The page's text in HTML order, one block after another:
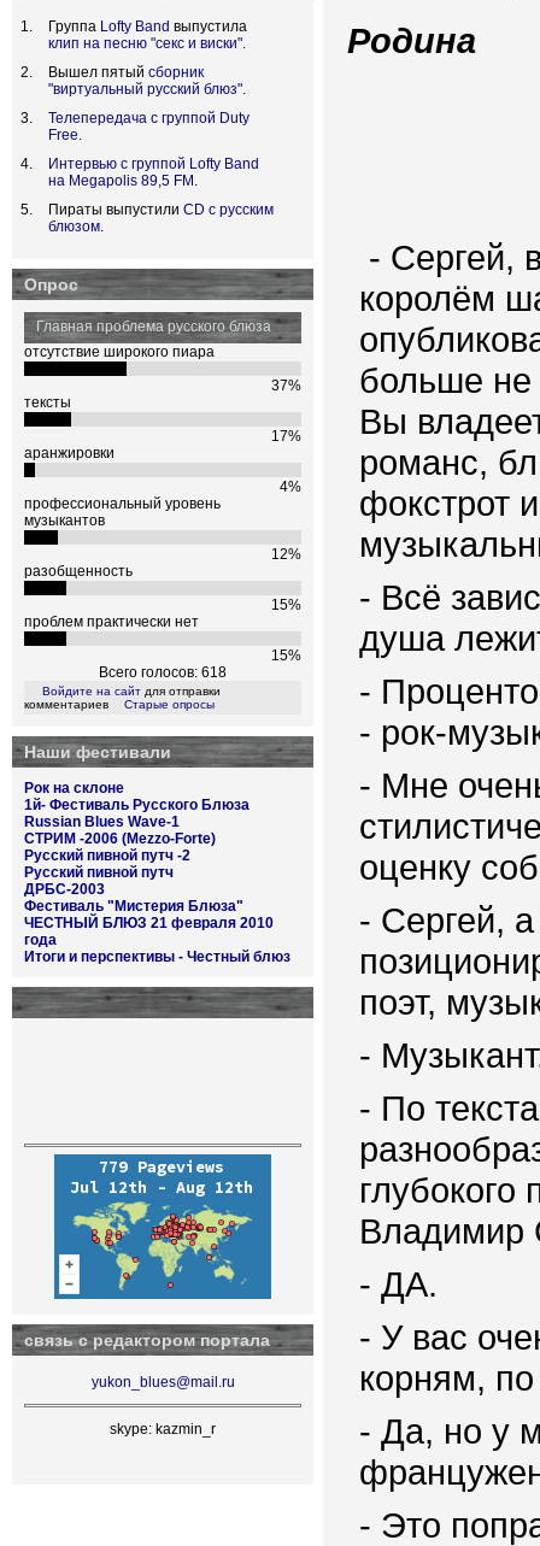
Группа Lofty Band выпустила
клип на песню "секс и виски"
Вышел пятый сборник
"виртуальный русский блюз"
Телепередача с группой Duty
Free
Интервью с группой Lofty Band
на Megapolis 89,5 FM
Пираты выпустили CD с русским
блюзом
Опрос
Главная проблема русского блюза
отсутствие широкого пиара
37%
тексты
17%
аранжировки
4%
профессиональный уровень
музыкантов
12%
разобщенность
15%
проблем практически нет
15%
Всего голосов: 618
Войдите на сайт для отправки
комментариев
Старые опросы
Наши фестивали
Рок на склоне
1й- Фестиваль Русского Блюза
Russian Blues Wave-1
СТРИМ -2006 (Mezzo-Forte)
Русский пивной путч -2
Русский пивной путч
ДРБС-2003
Фестиваль "Мистерия Блюза"
ЧЕСТНЫЙ БЛЮЗ 21 февраля 2010
года
Итоги и перспективы - Честный блюз
связь с редактором портала
yukon_blues@mail.ru
skype: kazmin_r
Родина
- Сергей,
королём
больше не
Вы
романс,
фокстрот
- Всё
душа
-
- рок-
- Мне
оценку
- Сергей,
поэт,
-
- По
Владимир
- ДА.
- У вас
корням,
- Да, но у
- Это